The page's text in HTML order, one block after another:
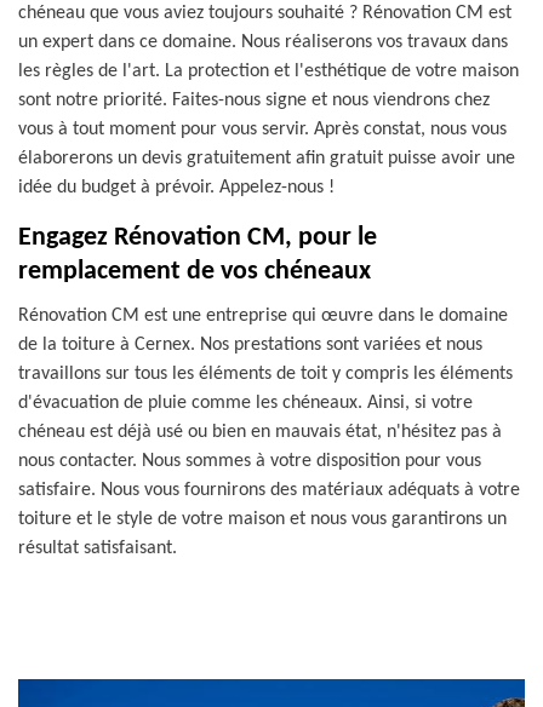
chéneau que vous aviez toujours souhaité ? Rénovation CM est
un expert dans ce domaine. Nous réaliserons vos travaux dans
les règles de l'art. La protection et l'esthétique de votre maison
sont notre priorité. Faites-nous signe et nous viendrons chez
vous à tout moment pour vous servir. Après constat, nous vous
élaborerons un devis gratuitement afin gratuit puisse avoir une
idée du budget à prévoir. Appelez-nous !
Engagez Rénovation CM, pour le
remplacement de vos chéneaux
Rénovation CM est une entreprise qui œuvre dans le domaine
de la toiture à Cernex. Nos prestations sont variées et nous
travaillons sur tous les éléments de toit y compris les éléments
d'évacuation de pluie comme les chéneaux. Ainsi, si votre
chéneau est déjà usé ou bien en mauvais état, n'hésitez pas à
nous contacter. Nous sommes à votre disposition pour vous
satisfaire. Nous vous fournirons des matériaux adéquats à votre
toiture et le style de votre maison et nous vous garantirons un
résultat satisfaisant.